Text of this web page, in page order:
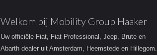
Welkom bij Mobility Group Haaker
Uw officiële Fiat, Fiat Professional, Jeep, Brute en
Abarth dealer uit Amsterdam, Heemstede en Hillegom.